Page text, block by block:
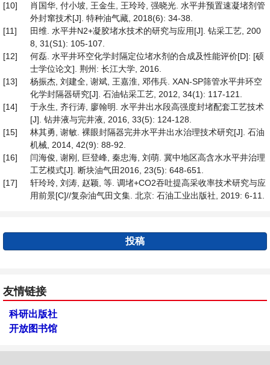
[10]
肖国华, 付小坡, 王金生, 王玲玲, 强晓光. 水平井预置速凝堵剂管
外封窜技术[J]. 特种油气藏, 2018(6): 34-38.
[11]
田维. 水平井N2+凝胶堵水技术的研究与应用[J]. 钻采工艺, 200
8, 31(S1): 105-107.
[12]
何磊. 水平井环空化学封隔定位堵水剂的合成及性能评价[D]: [硕
士学位论文]. 荆州: 长江大学, 2016.
[13]
杨振杰, 刘建全, 谢斌, 王嘉淮, 邓伟兵. XAN-SP筛管水平井环空
化学封隔器研究[J]. 石油钻采工艺, 2012, 34(1): 117-121.
[14]
于永生, 齐行涛, 廖翰明. 水平井出水段高强度封堵配套工艺技术
[J]. 钻井液与完井液, 2016, 33(5): 124-128.
[15]
林其勇, 谢敏. 裸眼封隔器完井水平井出水治理技术研究[J]. 石油
机械, 2014, 42(9): 88-92.
[16]
闫海俊, 谢刚, 巨登峰, 秦忠海, 刘萌. 冀中地区高含水水平井治理
工艺模式[J]. 断块油气田2016, 23(5): 648-651.
[17]
轩玲玲, 刘涛, 赵颖, 等. 调堵+CO2吞吐提高采收率技术研究与应
用前景[C]//复杂油气田文集. 北京: 石油工业出版社, 2019: 6-11.
投稿
友情链接
科研出版社
开放图书馆